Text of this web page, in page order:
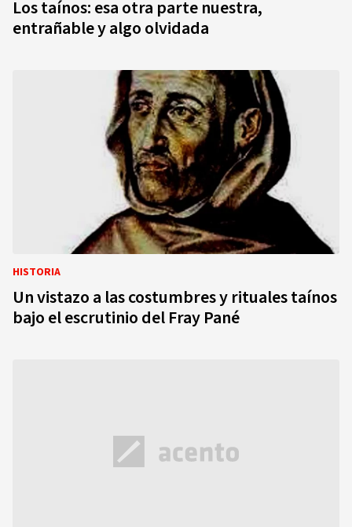
Los taínos: esa otra parte nuestra,
entrañable y algo olvidada
HISTORIA
Un vistazo a las costumbres y rituales taínos
bajo el escrutinio del Fray Pané